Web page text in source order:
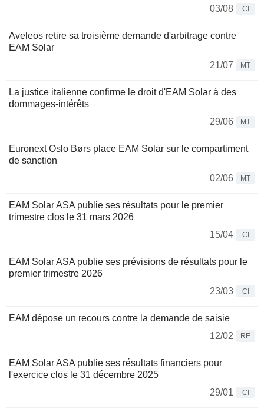
03/08
CI
Aveleos retire sa troisième demande d'arbitrage contre
EAM Solar
21/07
MT
La justice italienne confirme le droit d'EAM Solar à des
dommages-intérêts
29/06
MT
Euronext Oslo Børs place EAM Solar sur le compartiment
de sanction
02/06
MT
EAM Solar ASA publie ses résultats pour le premier
trimestre clos le 31 mars 2026
15/04
CI
EAM Solar ASA publie ses prévisions de résultats pour le
premier trimestre 2026
23/03
CI
EAM dépose un recours contre la demande de saisie
12/02
RE
EAM Solar ASA publie ses résultats financiers pour
l'exercice clos le 31 décembre 2025
29/01
CI